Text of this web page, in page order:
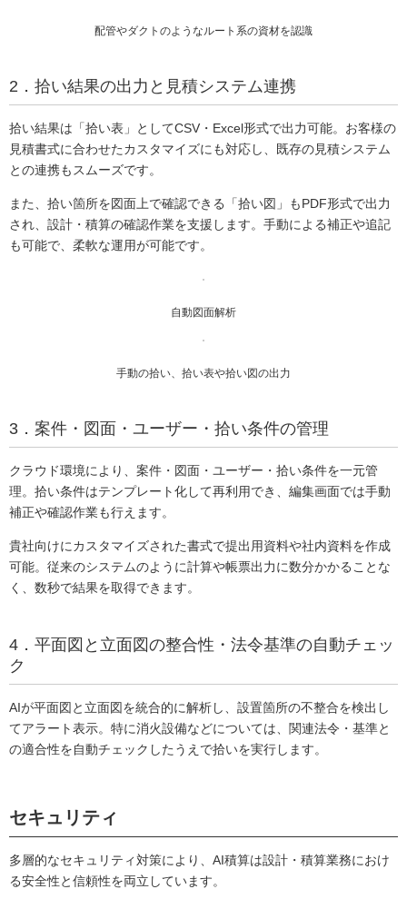
配管やダクトのようなルート系の資材を認識
2．拾い結果の出力と見積システム連携
拾い結果は「拾い表」としてCSV・Excel形式で出力可能。お客様の
見積書式に合わせたカスタマイズにも対応し、既存の見積システム
との連携もスムーズです。
また、拾い箇所を図面上で確認できる「拾い図」もPDF形式で出力
され、設計・積算の確認作業を支援します。手動による補正や追記
も可能で、柔軟な運用が可能です。
自動図面解析
手動の拾い、拾い表や拾い図の出力
3．案件・図面・ユーザー・拾い条件の管理
クラウド環境により、案件・図面・ユーザー・拾い条件を一元管
理。拾い条件はテンプレート化して再利用でき、編集画面では手動
補正や確認作業も行えます。
貴社向けにカスタマイズされた書式で提出用資料や社内資料を作成
可能。従来のシステムのように計算や帳票出力に数分かかることな
く、数秒で結果を取得できます。
4．平面図と立面図の整合性・法令基準の自動チェッ
ク
AIが平面図と立面図を統合的に解析し、設置箇所の不整合を検出し
てアラート表示。特に消火設備などについては、関連法令・基準と
の適合性を自動チェックしたうえで拾いを実行します。
セキュリティ
多層的なセキュリティ対策により、AI積算は設計・積算業務におけ
る安全性と信頼性を両立しています。